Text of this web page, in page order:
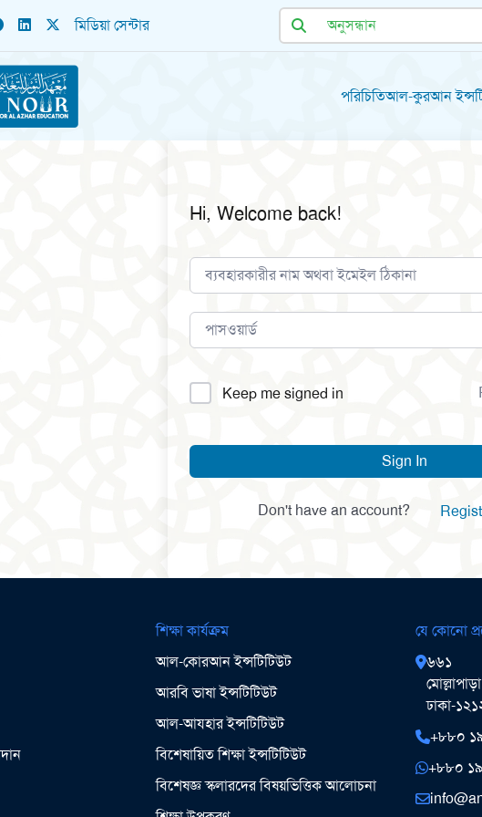
মিডিয়া সেন্টার
পরিচিতিআল-কুরআন
Hi, Welcome back!
Alternative:
Keep me signed in
Sign In
Don't have an account?
শিক্ষা কার্যক্রম
আল-কোরআন ইন্সটিটিউট
আরবি ভাষা ইন্সটিটিউট
আল-আযহার ইন্সটিটিউট
বিশেষায়িত শিক্ষা ইন্সটিটিউট
বিশেষজ্ঞ স্কলারদের বিষয়ভিত্তিক আলোচনা
যে কোনো
৬৬১
ঢাকা-
+৮৮০
+৮৮০